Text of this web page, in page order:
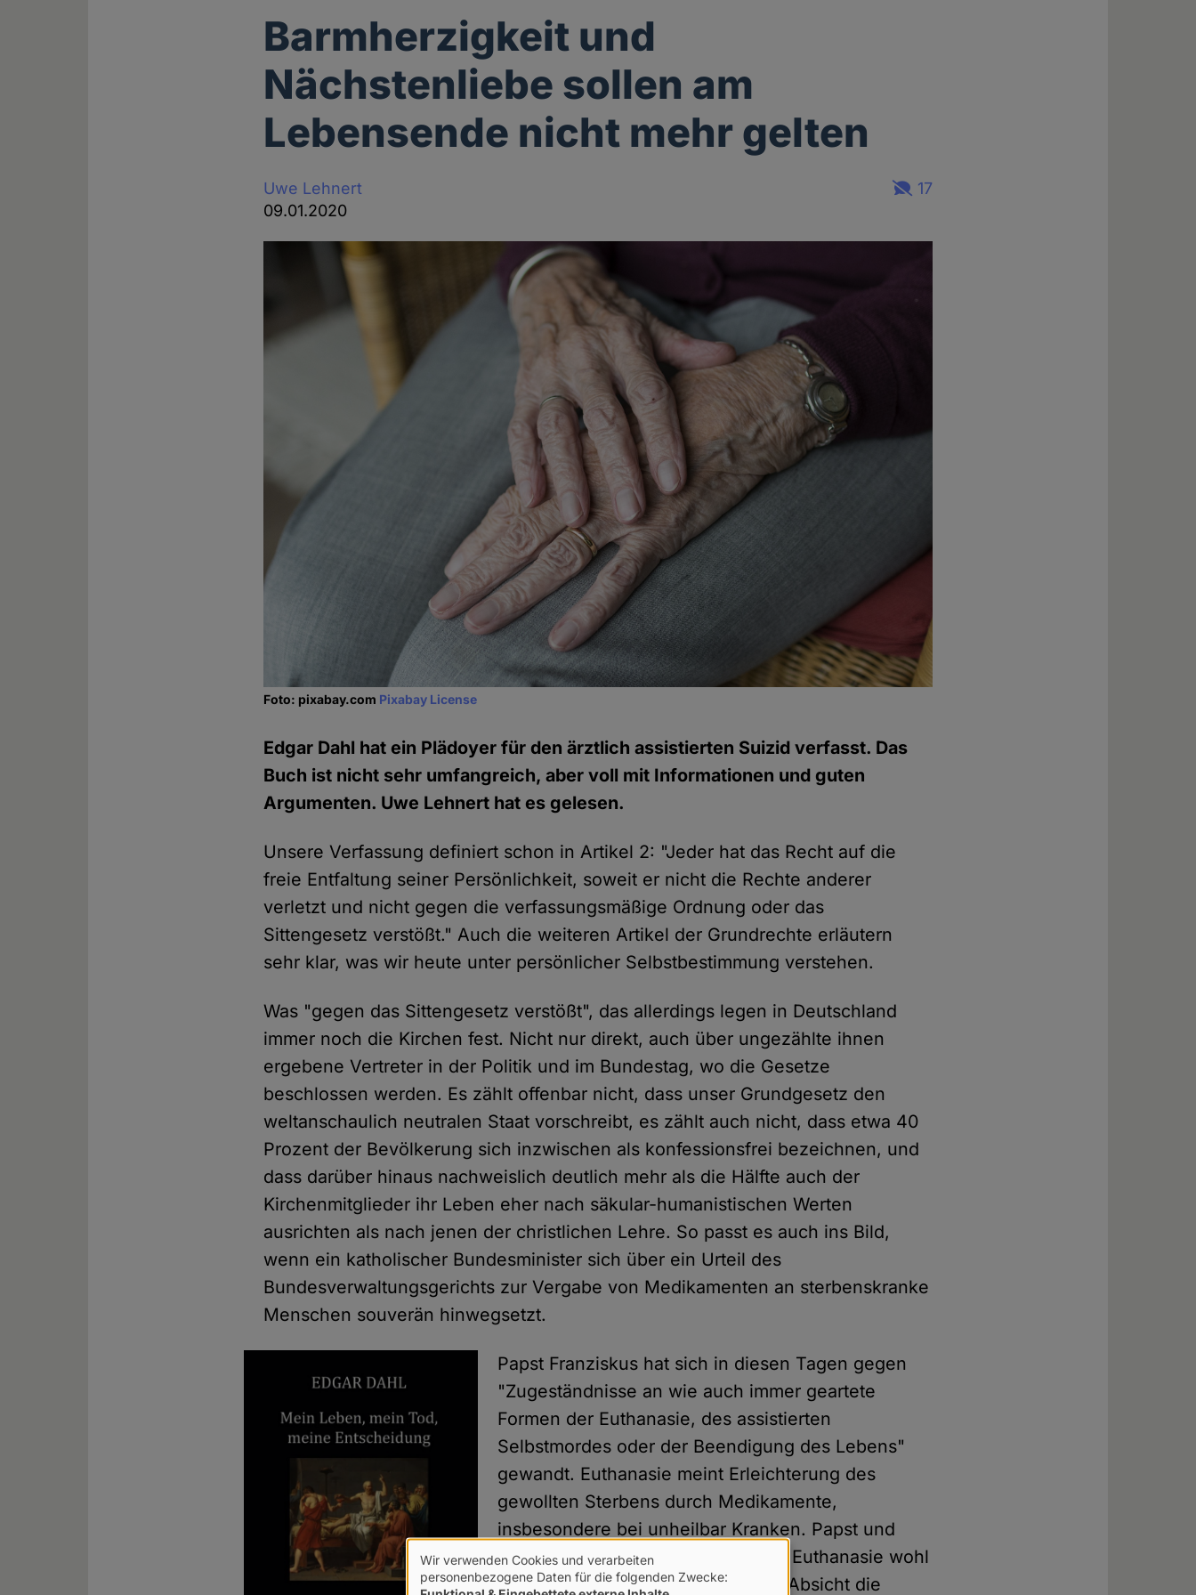
Barmherzigkeit und
Nächstenliebe sollen am
Lebensende nicht mehr gelten
Uwe Lehnert
09.01.2020
17
Foto: pixabay.com Pixabay License
Edgar Dahl hat ein Plädoyer für den ärztlich assistierten Suizid verfasst. Das
Buch ist nicht sehr umfangreich, aber voll mit Informationen und guten
Argumenten. Uwe Lehnert hat es gelesen.
Unsere Verfassung definiert schon in Artikel 2: "Jeder hat das Recht auf die
freie Entfaltung seiner Persönlichkeit, soweit er nicht die Rechte anderer
verletzt und nicht gegen die verfassungsmäßige Ordnung oder das
Sittengesetz verstößt." Auch die weiteren Artikel der Grundrechte erläutern
sehr klar, was wir heute unter persönlicher Selbstbestimmung verstehen.
Was "gegen das Sittengesetz verstößt", das allerdings legen in Deutschland
immer noch die Kirchen fest. Nicht nur direkt, auch über ungezählte ihnen
ergebene Vertreter in der Politik und im Bundestag, wo die Gesetze
beschlossen werden. Es zählt offenbar nicht, dass unser Grundgesetz den
weltanschaulich neutralen Staat vorschreibt, es zählt auch nicht, dass etwa 40
Prozent der Bevölkerung sich inzwischen als konfessionsfrei bezeichnen, und
dass darüber hinaus nachweislich deutlich mehr als die Hälfte auch der
Kirchenmitglieder ihr Leben eher nach säkular-humanistischen Werten
ausrichten als nach jenen der christlichen Lehre. So passt es auch ins Bild,
wenn ein katholischer Bundesminister sich über ein Urteil des
Bundesverwaltungsgerichts zur Vergabe von Medikamenten an sterbenskranke
Menschen souverän hinwegsetzt.
Papst Franziskus hat sich in diesen Tagen gegen
"Zugeständnisse an wie auch immer geartete
Formen der Euthanasie, des assistierten
Selbstmordes oder der Beendigung des Lebens"
gewandt. Euthanasie meint Erleichterung des
gewollten Sterbens durch Medikamente,
insbesondere bei unheilbar Kranken. Papst und
Kirche stellen aber mit dem Begriff Euthanasie wohl
ganz bewusst, aber in unredlicher Absicht die
Verwendung
Wir verwenden Cookies und verarbeiten
personenbezogene Daten für die folgenden Zwecke: